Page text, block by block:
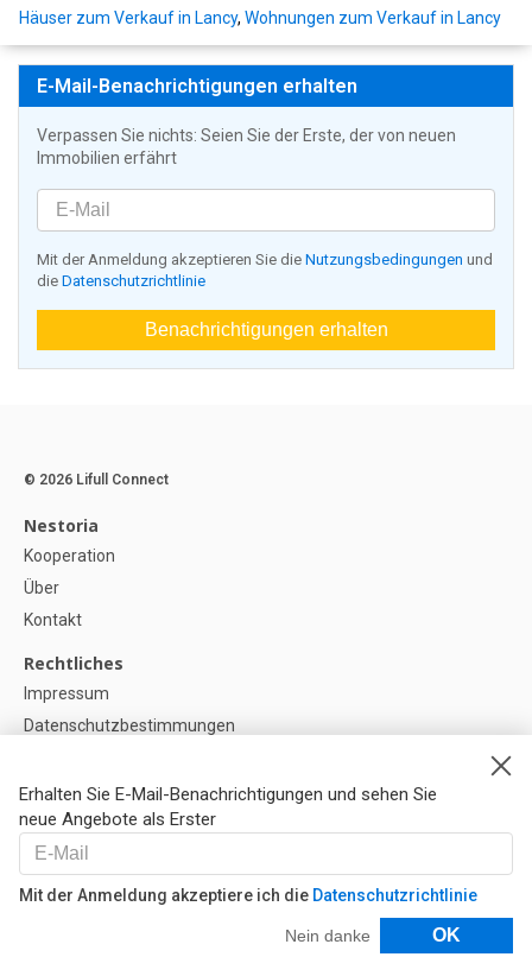
Häuser zum Verkauf in Lancy, Wohnungen zum Verkauf in Lancy
E-Mail-Benachrichtigungen erhalten
Verpassen Sie nichts: Seien Sie der Erste, der von neuen
Immobilien erfährt
Mit der Anmeldung akzeptieren Sie die Nutzungsbedingungen und
die Datenschutzrichtlinie
Benachrichtigungen erhalten
Erhalten Sie E-Mail-Benachrichtigungen und sehen Sie
neue Angebote als Erster
Mit der Anmeldung akzeptiere ich die Datenschutzrichtlinie
Nein danke OK
Filter
© 2026 Lifull Connect
Nestoria
Kooperation
Über
Kontakt
Rechtliches
Impressum
Datenschutzbestimmungen
Cookie-Einstellunge
Hilfe
FAQ
Unsere Partner